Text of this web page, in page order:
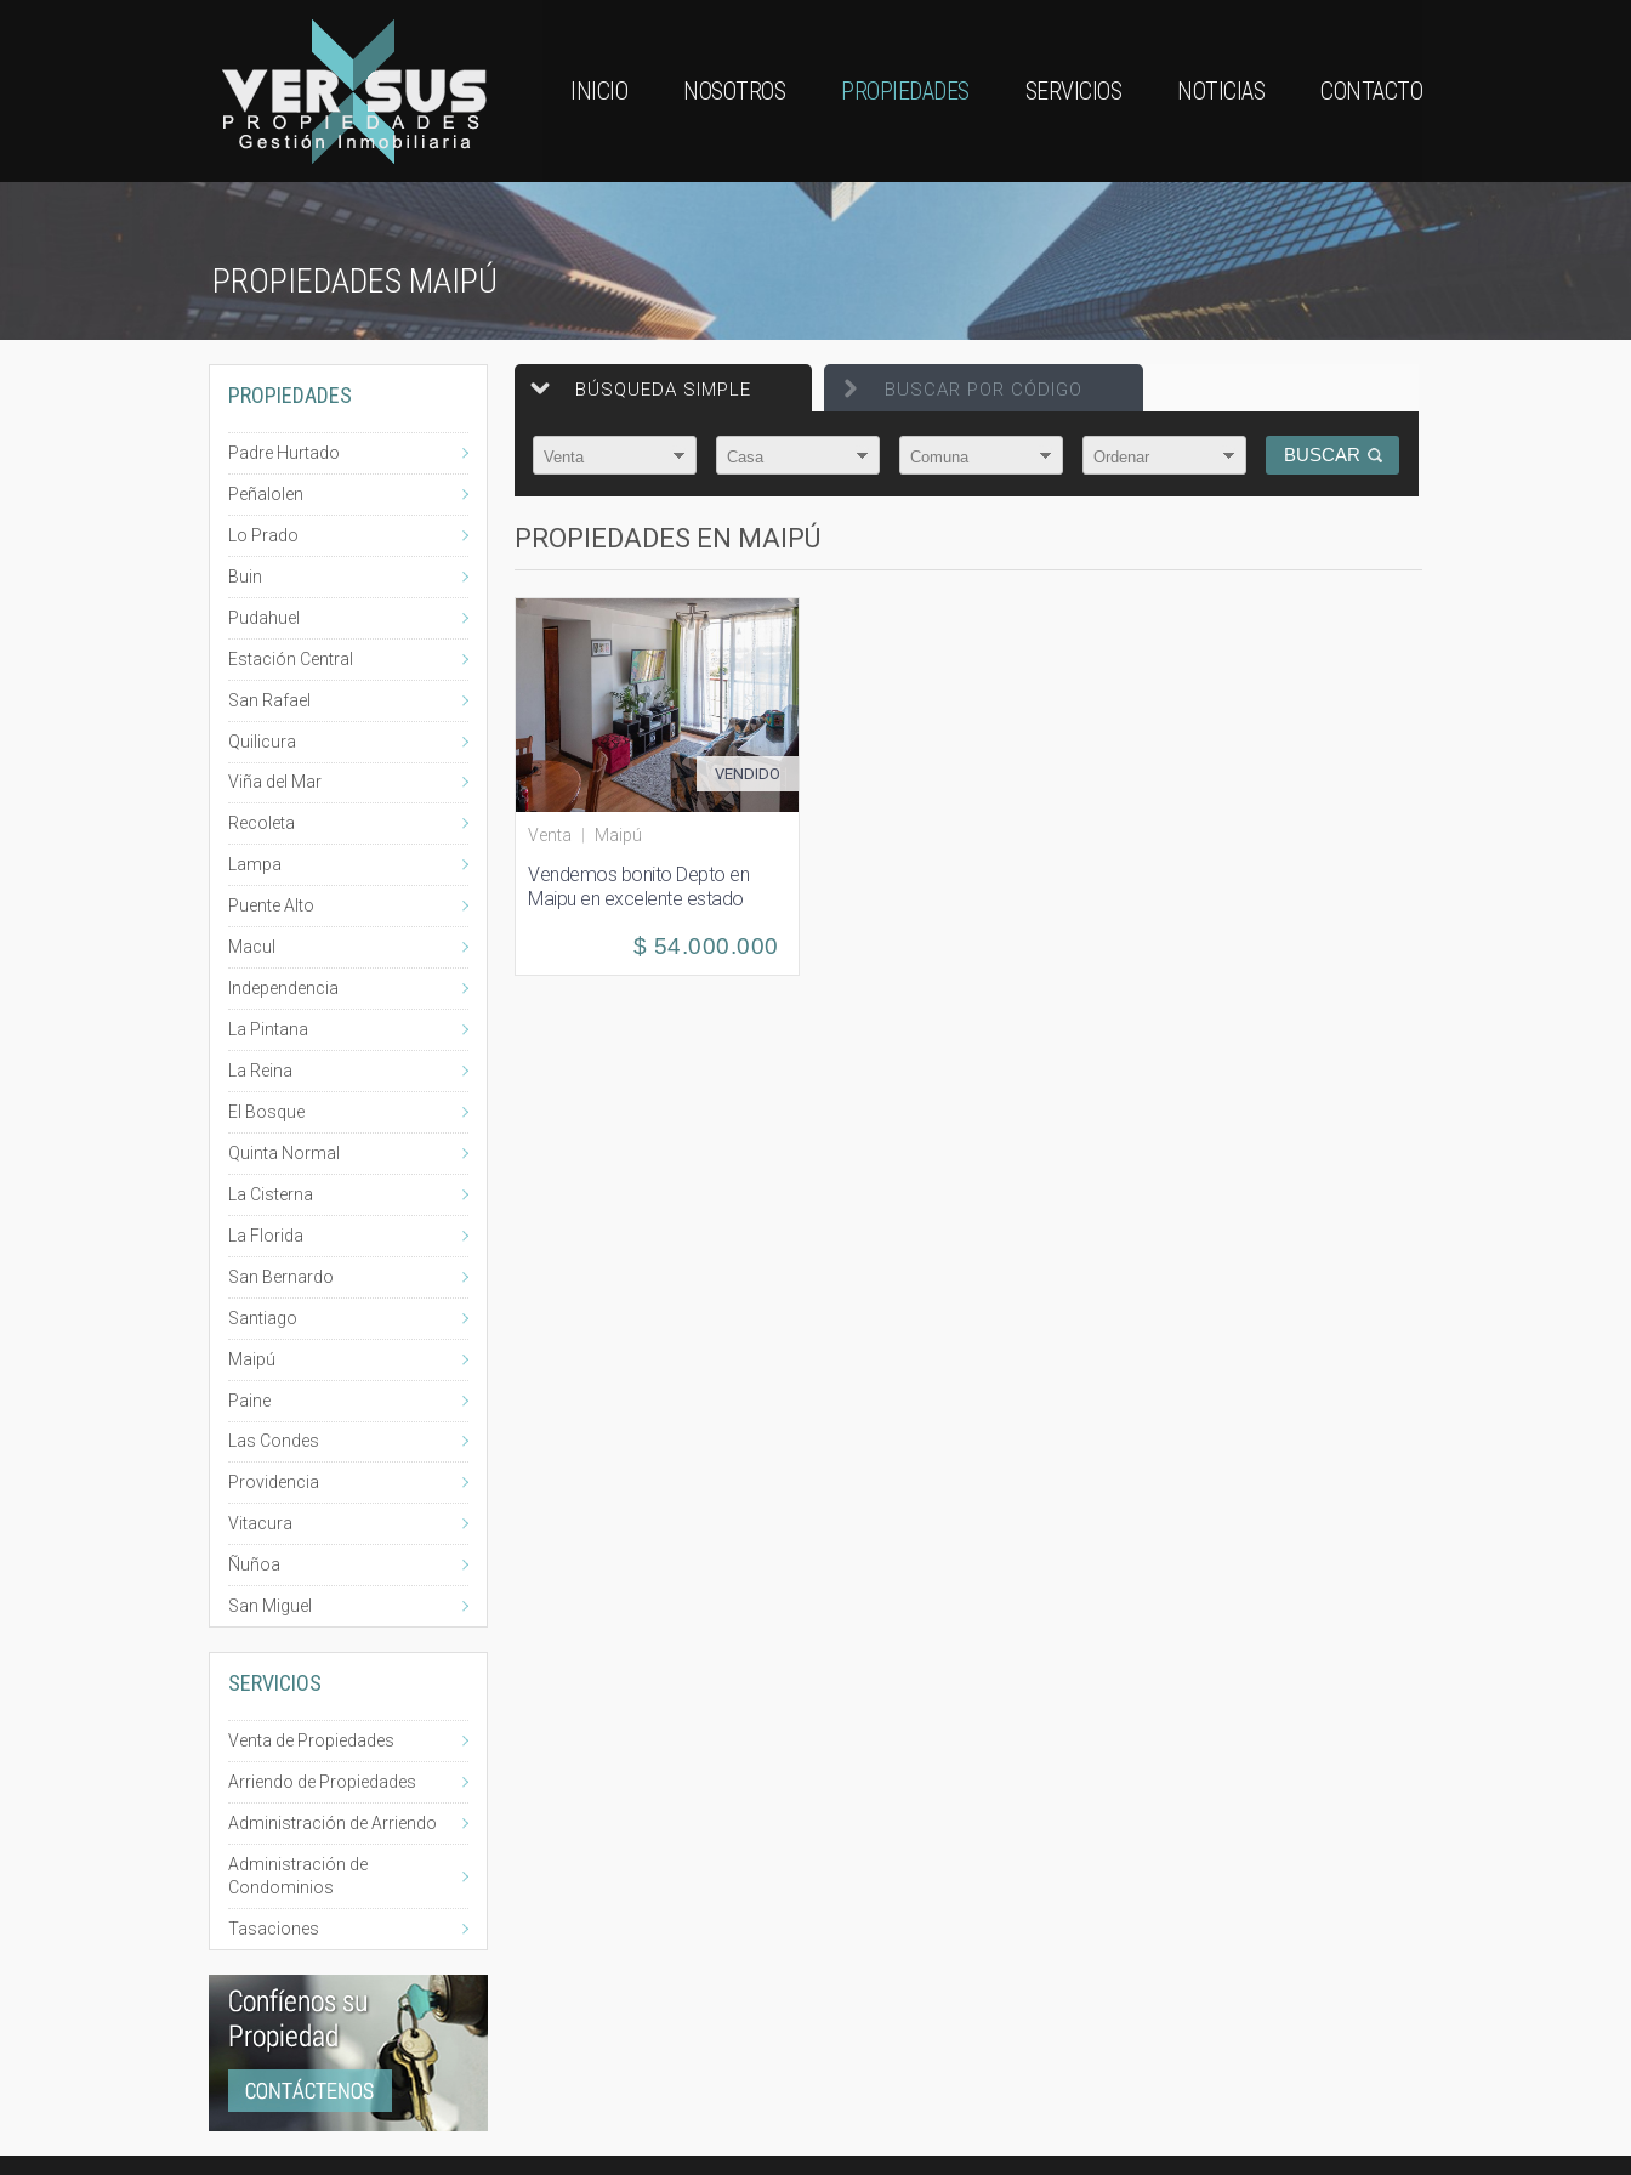
INICIO NOSOTROS PROPIEDADES SERVICIOS NOTICIAS CONTACTO
PROPIEDADES MAIPÚ
PROPIEDADES
Padre Hurtado
Peñalolen
Lo Prado
Buin
Pudahuel
Estación Central
San Rafael
Quilicura
Viña del Mar
Recoleta
Lampa
Puente Alto
Macul
Independencia
La Pintana
La Reina
El Bosque
Quinta Normal
La Cisterna
La Florida
San Bernardo
Santiago
Maipú
Paine
Las Condes
Providencia
Vitacura
Ñuñoa
San Miguel
SERVICIOS
Venta de Propiedades
Arriendo de Propiedades
Administración de Arriendo
Administración de
Condominios
Tasaciones
BÚSQUEDA SIMPLE BUSCAR POR CÓDIGO
PROPIEDADES EN MAIPÚ
VENDIDO
Venta Maipú
Vendemos bonito Depto en
Maipu en excelente estado
$ 54.000.000